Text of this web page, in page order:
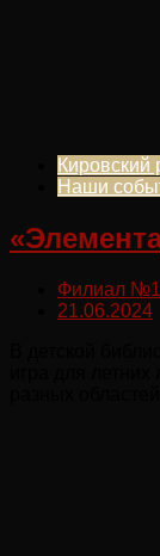
Кировский
Наши
Филиал
21.06.2024